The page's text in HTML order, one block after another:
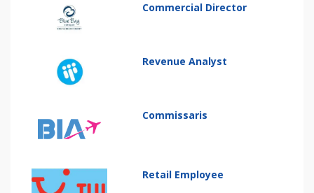
Commercial Director
Revenue Analyst
Commissaris
Retail Employee